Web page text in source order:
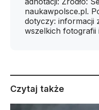
naukawpolsce.pl.
dotyczy: informacji
wszelkich fotografii
Czytaj także